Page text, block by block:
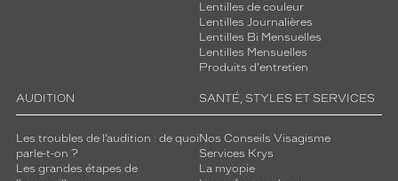
Lentilles de couleur
Lentilles Journalières
Lentilles Bi Mensuelles
Lentilles Mensuelles
Produits d'entretien
AUDITION
Les troubles de l’audition : de quoi
parle-t-on ?
Les grandes étapes de
SANTÉ, STYLES ET SERVICES
Nos Conseils Visagisme
Services Krys
La myopie